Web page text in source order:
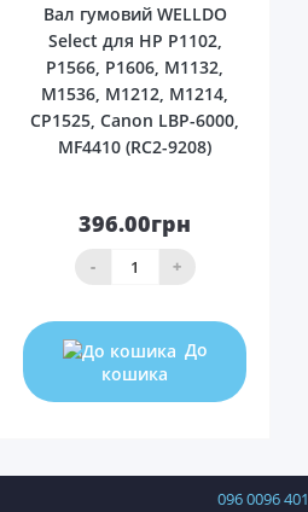
Вал гумовий WELLDO
Select для HP P1102,
P1566, P1606, M1132,
M1536, M1212, M1214,
CP1525, Canon LBP-6000,
MF4410 (RC2-9208)
396.00грн
- +
До
кошика
096 0096 401